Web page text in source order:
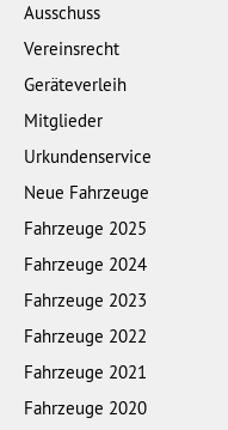
Ausschuss
Vereinsrecht
Geräteverleih
Mitglieder
Urkundenservice
Neue Fahrzeuge
Fahrzeuge 2025
Fahrzeuge 2024
Fahrzeuge 2023
Fahrzeuge 2022
Fahrzeuge 2021
Fahrzeuge 2020